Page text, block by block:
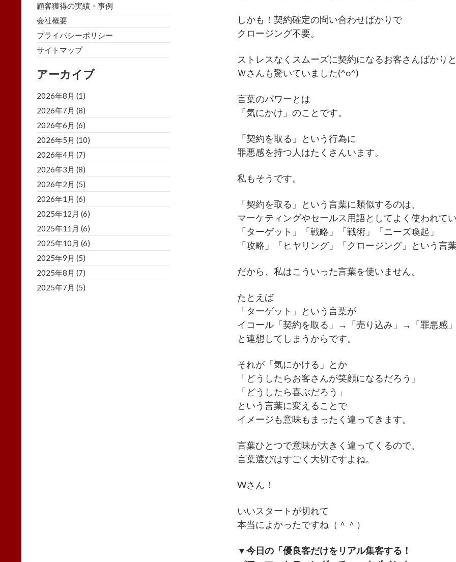
しかも！契約確定の問い合わせばかりで
クロージング不要。
ストレスなくスムーズに契約になるお客さんばかり
Ｗさんも驚いていました(^o^)
言葉のパワーとは
「気にかけ」のことです。
「契約を取る」という行為に
罪悪感を持つ人はたくさんいます。
私もそうです。
「契約を取る」という言葉に類似するのは、
マーケティングやセールス用語としてよく使われて
「ターゲット」「戦略」「戦術」「ニーズ喚起」
「攻略」「ヒヤリング」「クロージング」という言
だから、私はこういった言葉を使いません。
たとえば
「ターゲット」という言葉が
イコール「契約を取る」→「売り込み」→「罪悪感
と連想してしまうからです。
それが「気にかける」とか
「どうしたらお客さんが笑顔になるだろう」
「どうしたら喜ぶだろう」
という言葉に変えることで
イメージも意味もまったく違ってきます。
言葉ひとつで意味が大きく違ってくるので、
言葉選びはすごく大切ですよね。
Wさん！
いいスタートが切れて
本当によかったですね（＾＾）
▼今日の「優良客だけをリアル集客する！
顧客獲得の実績・事例
会社概要
プライバシーポリシー
サイトマップ
アーカイブ
2026年8月 (1)
2026年7月 (8)
2026年6月 (6)
2026年5月 (10)
2026年4月 (7)
2026年3月 (8)
2026年2月 (5)
2026年1月 (6)
2025年12月 (6)
2025年11月 (6)
2025年10月 (6)
2025年9月 (5)
2025年8月 (7)
2025年7月 (5)